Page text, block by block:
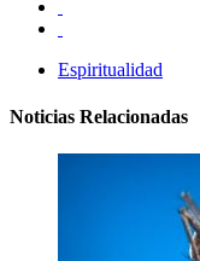
Espiritualidad
Noticias Relacionadas